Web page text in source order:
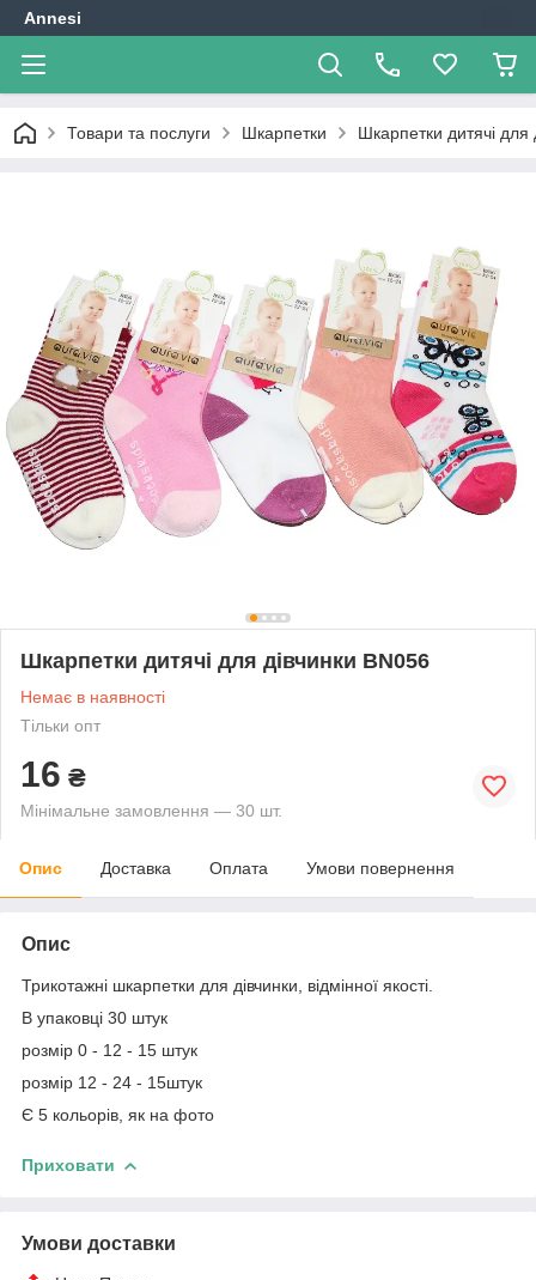
Annesi
Товари та послуги Шкарпетки Шкарпетки дитячі для
Шкарпетки дитячі для дівчинки BN056
Немає в наявності
Тільки опт
16 ₴
Мінімальне замовлення — 30 шт.
Опис Доставка Оплата Умови повернення
Опис
Трикотажні шкарпетки для дівчинки, відмінної якості.
В упаковці 30 штук
розмір 0 - 12 - 15 штук
розмір 12 - 24 - 15штук
Є 5 кольорів, як на фото
Приховати
Умови доставки